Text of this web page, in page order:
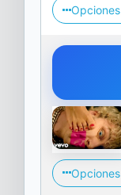
Opciones
Opciones